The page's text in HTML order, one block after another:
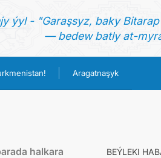
ýyl - "Garaşsyz, baky Bitarap
— bedew batly at-
Aragatnaşyk
halkara
BEÝLEKI